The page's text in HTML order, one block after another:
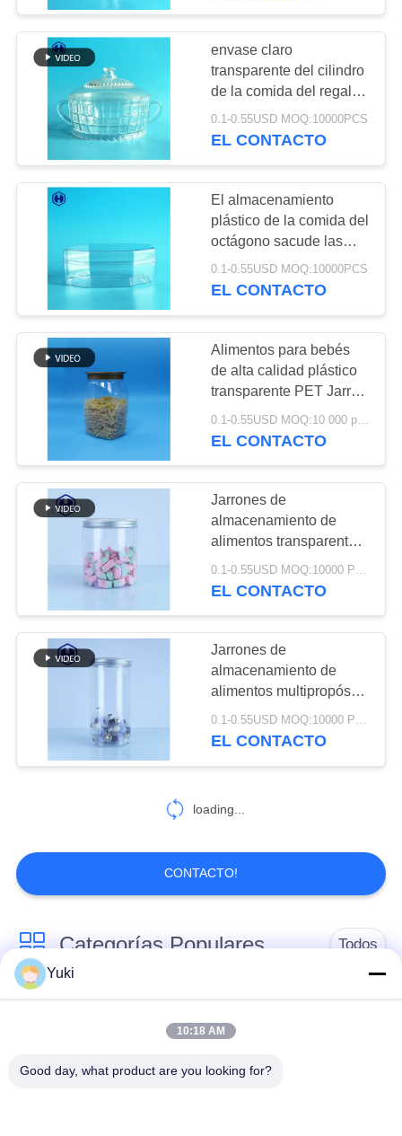
BLOG
SOLICITAR
UNA CITA
MAPA
POLÍTICA
DE
PRIVACIDAD
envase claro
transparente del cilindro
de la comida del regalo
de cumpleaños 45oz de
los tarros plásticos del
0.1-0.55USD MOQ:10000PCS
EL CONTACTO
El almacenamiento
plástico de la comida del
octágono sacude las
tortas de chocolate que
empaquetan 340ml 12oz
0.1-0.55USD MOQ:10000PCS
EL CONTACTO
Alimentos para bebés
de alta calidad plástico
transparente PET Jarrón
de almacenamiento de
alimentos Sello tapa
EL CONTACTO
Jarrones de
almacenamiento de
alimentos transparentes
tapas de aluminio
seguro atractivo para
0.1-0.55USD MOQ:10000 PCS
EL CONTACTO
Jarrones de
almacenamiento de
alimentos multipropósito
seguros convenientes
para especias Frutas
0.1-0.55USD MOQ:10000 PCS
EL CONTACTO
loading...
CONTACTO!
Categorías Populares Todos
Tarro del envase de
Tarro plástico de la
especia
Tarro plástico del
El ANIMAL
Yuki
10:18 AM
Good day, what product are you looking for?